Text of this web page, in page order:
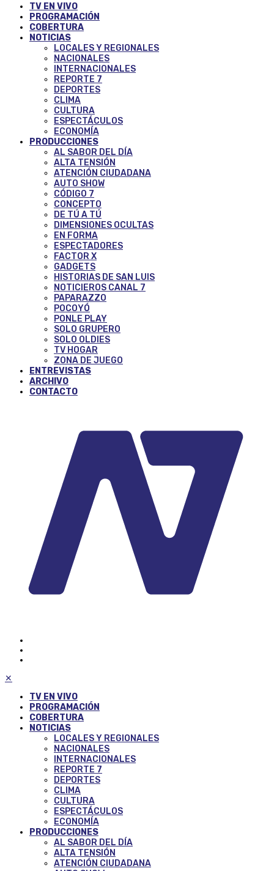
TV EN VIVO
PROGRAMACIÓN
COBERTURA
NOTICIAS
LOCALES Y REGIONALES
NACIONALES
INTERNACIONALES
REPORTE 7
DEPORTES
CLIMA
CULTURA
ESPECTÁCULOS
ECONOMÍA
PRODUCCIONES
AL SABOR DEL DÍA
ALTA TENSIÓN
ATENCIÓN CIUDADANA
AUTO SHOW
CÓDIGO 7
CONCEPTO
DE TÚ A TÚ
DIMENSIONES OCULTAS
EN FORMA
ESPECTADORES
FACTOR X
GADGETS
HISTORIAS DE SAN LUIS
NOTICIEROS CANAL 7
PAPARAZZO
POCOYÓ
PONLE PLAY
SOLO GRUPERO
SOLO OLDIES
TV HOGAR
ZONA DE JUEGO
ENTREVISTAS
ARCHIVO
CONTACTO
✕
TV EN VIVO
PROGRAMACIÓN
COBERTURA
NOTICIAS
LOCALES Y REGIONALES
NACIONALES
INTERNACIONALES
REPORTE 7
DEPORTES
CLIMA
CULTURA
ESPECTÁCULOS
ECONOMÍA
PRODUCCIONES
AL SABOR DEL DÍA
ALTA TENSIÓN
ATENCIÓN CIUDADANA